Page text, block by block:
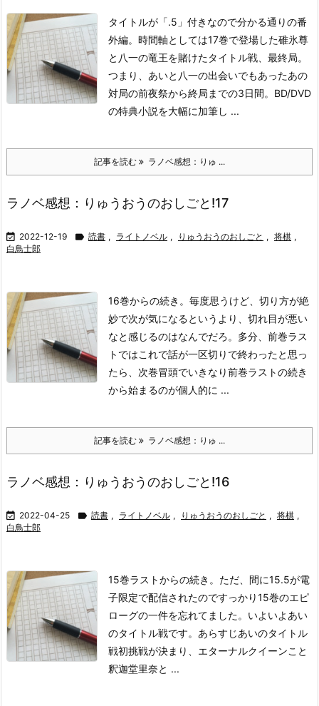
タイトルが「.5」付きなので分かる通りの番
外編。時間軸としては17巻で登場した碓氷尊
と八一の竜王を賭けたタイトル戦、最終局。
つまり、あいと八一の出会いでもあったあの
対局の前夜祭から終局までの3日間。BD/DVD
の特典小説を大幅に加筆し ...
記事を読む ラノベ感想：りゅ ...
ラノベ感想：りゅうおうのおしごと!17
 2022-12-19  読書 , ライトノベル , りゅうおうのおしごと , 将棋 ,
白鳥士郎
16巻からの続き。 毎度思うけど、切り方が絶
妙で次が気になるというより、切れ目が悪い
なと感じるのはなんでだろ。多分、前巻ラス
トではこれで話が一区切りで終わったと思っ
たら、次巻冒頭でいきなり前巻ラストの続き
から始まるのが個人的に ...
記事を読む ラノベ感想：りゅ ...
ラノベ感想：りゅうおうのおしごと!16
 2022-04-25  読書 , ライトノベル , りゅうおうのおしごと , 将棋 ,
白鳥士郎
15巻ラストからの続き。ただ、間に15.5が電
子限定で配信されたのですっかり15巻のエピ
ローグの一件を忘れてました。いよいよあい
のタイトル戦です。 あらすじあいのタイトル
戦初挑戦が決まり、エターナルクイーンこと
釈迦堂里奈と ...